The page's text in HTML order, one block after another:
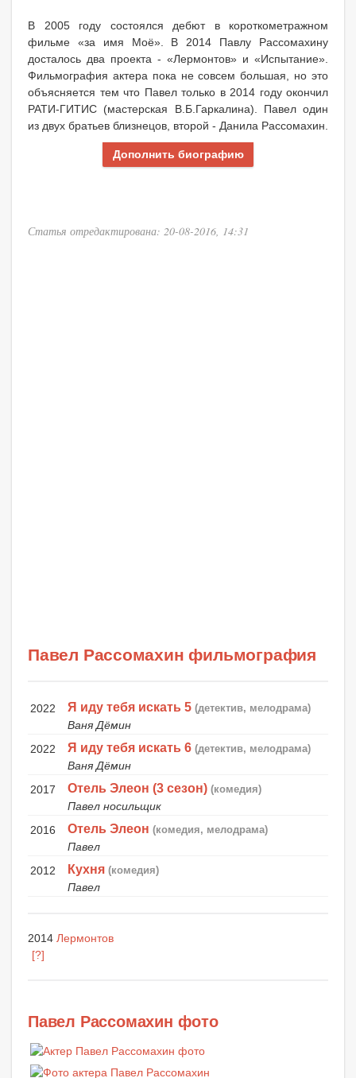
В 2005 году состоялся дебют в короткометражном
фильме «за имя Моё». В 2014 Павлу Рассомахину
досталось два проекта - «Лермонтов» и «Испытание».
Фильмография актера пока не совсем большая, но это
объясняется тем что Павел только в 2014 году окончил
РАТИ-ГИТИС (мастерская В.Б.Гаркалина). Павел один
из двух братьев близнецов, второй - Данила Рассомахин.
Дополнить биографию
Статья отредактирована: 20-08-2016, 14:31
Павел Рассомахин фильмография
2022 Я иду тебя искать 5 (детектив, мелодрама)
Ваня Дёмин
2022
Я иду тебя искать 6 (детектив, мелодрама)
Ваня Дёмин
2017
Отель Элеон (3 сезон) (комедия)
Павел носильщик
2016
Отель Элеон (комедия, мелодрама)
Павел
2012
Кухня (комедия)
Павел
2014 Лермонтов
[?]
Павел Рассомахин фото